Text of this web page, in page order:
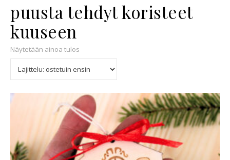
puusta tehdyt koristeet
kuuseen
Näytetään ainoa tulos